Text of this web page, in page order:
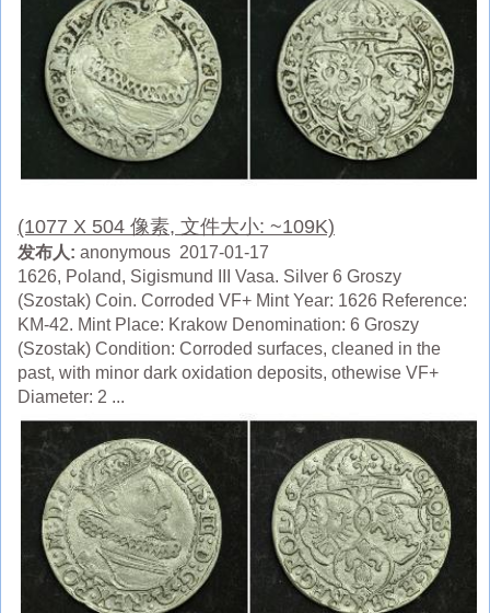
(1077 X 504 像素, 文件大小: ~109K)
发布人: anonymous 2017-01-17
1626, Poland, Sigismund III Vasa. Silver 6 Groszy
(Szostak) Coin. Corroded VF+ Mint Year: 1626 Reference:
KM-42. Mint Place: Krakow Denomination: 6 Groszy
(Szostak) Condition: Corroded surfaces, cleaned in the
past, with minor dark oxidation deposits, othewise VF+
Diameter: 2 ...